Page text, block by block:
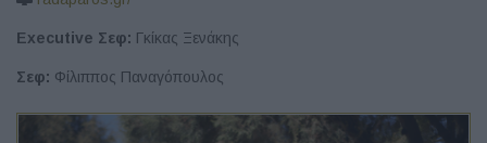
Executive Σεφ: Γκίκας Ξενάκης
Σεφ: Φίλιππος Παναγόπουλος